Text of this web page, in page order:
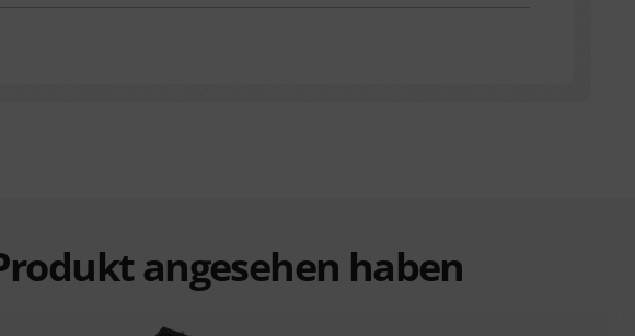
angesehen haben